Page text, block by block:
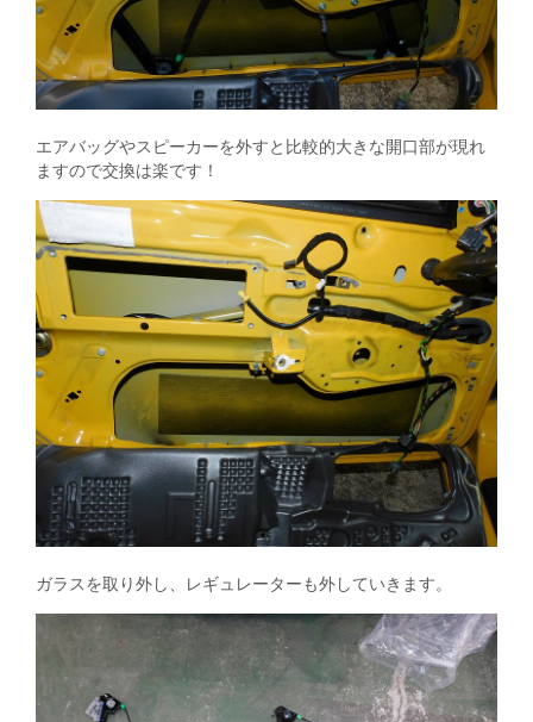
エアバッグやスピーカーを外すと比較的大きな開口部が現れ
ますので交換は楽です！
ガラスを取り外し、レギュレーターも外していきます。